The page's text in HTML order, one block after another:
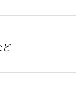
ど